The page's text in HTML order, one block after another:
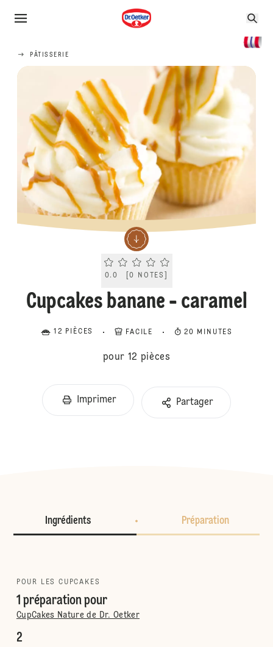
PÂTISSERIE
Current rating 0.0. Click to rate.
0.0 [0 NOTES
Cupcakes banane - caramel
12 PIÈCES FACILE 20 MINUTES
pour 12 pièces
Imprimer Partager
Ingrédients Préparation
POUR LES CUPCAKES
1 préparation pour
CupCakes Nature de Dr. Oetker
2